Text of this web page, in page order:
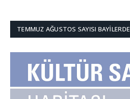
TEMMUZ AĞUSTOS SAYISI BAYILERDE